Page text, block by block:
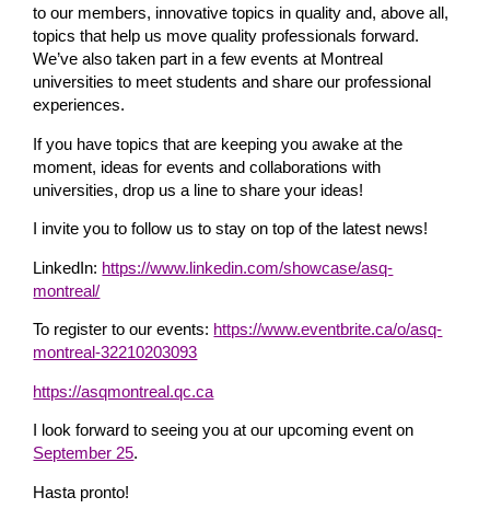
to our members, innovative topics in quality and, above all,
topics that help us move quality professionals forward.
We’ve also taken part in a few events at Montreal
universities to meet students and share our professional
experiences.
If you have topics that are keeping you awake at the
moment, ideas for events and collaborations with
universities, drop us a line to share your ideas!
I invite you to follow us to stay on top of the latest news!
LinkedIn: https://www.linkedin.com/showcase/asq-
montreal/
To register to our events: https://www.eventbrite.ca/o/asq-
montreal-32210203093
https://asqmontreal.qc.ca
I look forward to seeing you at our upcoming event on
September 25.
Hasta pronto!